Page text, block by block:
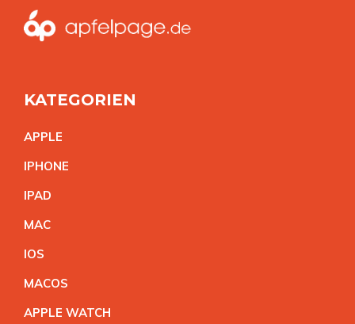
KATEGORIEN
APPLE
IPHONE
IPAD
MAC
IOS
MACOS
APPLE WATCH